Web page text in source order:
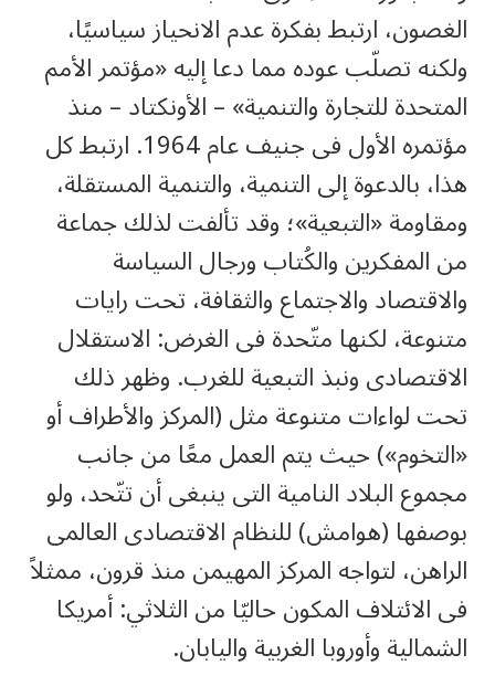
الغصون، ارتبط بفكرة عدم الانحياز سياسيًا،
ولكنه تصلّب عوده مما دعا إليه «مؤتمر الأمم
المتحدة للتجارة والتنمية» – الأونكتاد – منذ
مؤتمره الأول فى جنيف عام 1964. ارتبط كل
هذا، بالدعوة إلى التنمية، والتنمية المستقلة،
ومقاومة «التبعية»؛ وقد تألفت لذلك جماعة
من المفكرين والكُتاب ورجال السياسة
والاقتصاد والاجتماع والثقافة، تحت رايات
متنوعة، لكنها متّحدة فى الغرض: الاستقلال
الاقتصادى ونبذ التبعية للغرب. وظهر ذلك
تحت لواءات متنوعة مثل (المركز والأطراف أو
«التخوم») حيث يتم العمل معًا من جانب
مجموع البلاد النامية التى ينبغى أن تتّحد، ولو
بوصفها (هوامش) للنظام الاقتصادى العالمى
الراهن، لتواجه المركز المهيمن منذ قرون، ممثلاً
فى الائتلاف المكون حاليّا من الثلاثي: أمريكا
الشمالية وأوروبا الغربية واليابان.